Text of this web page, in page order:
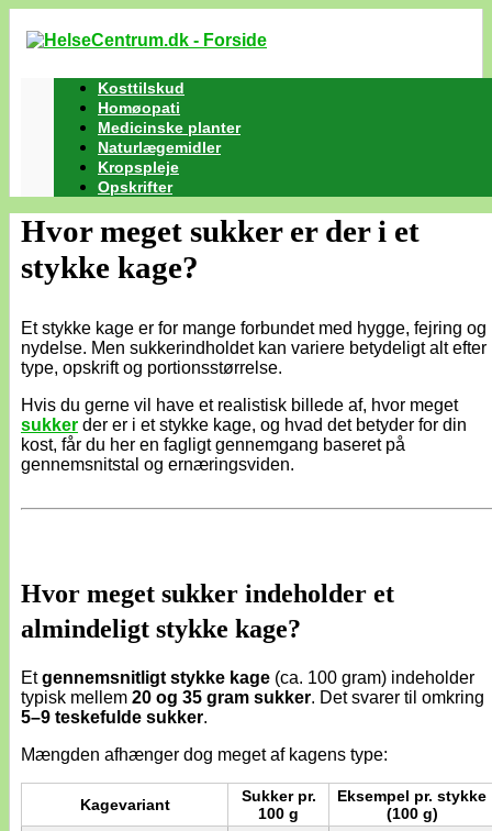
Kosttilskud
Homøopati
Medicinske planter
Naturlægemidler
Kropspleje
Opskrifter
Hvor meget sukker er der i et
stykke kage?
Et stykke kage er for mange forbundet med hygge, fejring og
nydelse. Men sukkerindholdet kan variere betydeligt alt efter
type, opskrift og portionsstørrelse.
Hvis du gerne vil have et realistisk billede af, hvor meget
sukker der er i et stykke kage, og hvad det betyder for din
kost, får du her en fagligt gennemgang baseret på
gennemsnitstal og ernæringsviden.
Hvor meget sukker indeholder et
almindeligt stykke kage?
Etgennemsnitligt stykke kage (ca. 100 gram) indeholder
typisk mellem 20 og 35 gram sukker. Det svarer til omkring
5–9 teskefulde sukker.
Mængden afhænger dog meget af kagens type:
Kagevariant
Sukker pr.
100 g
Eksempel pr. stykke
(100 g)